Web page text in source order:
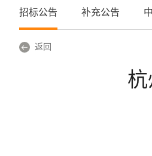
招标公告 补充公告
返回